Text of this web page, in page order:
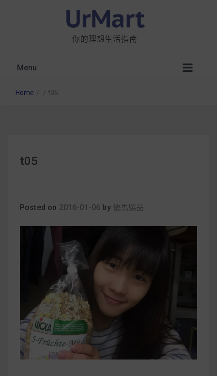
你的理想生活指南
Menu
析：成分、營養價值及其優缺點
簡單料理
健身重訓菜單
運動健身飲食建議
2020 年最新蛋白粉終極指南，讓你一次搞
清楚！
Home / / t05
t05
Posted on 2016-01-06 by 優馬選品